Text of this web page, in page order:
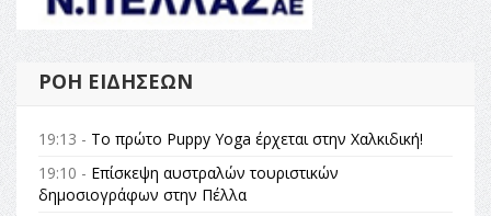
ΡΟΉ ΕΙΔΉΣΕΩΝ
19:13 - Το πρώτο Puppy Yoga έρχεται στην Χαλκιδική!
19:10 - Επίσκεψη αυστραλών τουριστικών
δημοσιογράφων στην Πέλλα